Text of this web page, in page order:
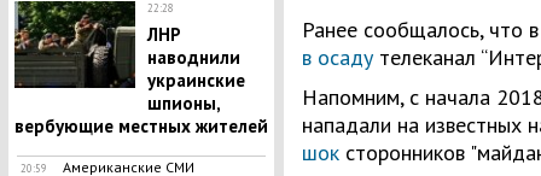
22:28
ЛНР
наводнили
украинские
шпионы,
вербующие местных жителей
20:59
Американские СМИ
Ранее сообщалось, что
в осадутелеканал
Напомним, с начала
нападали на известных
шоксторонников